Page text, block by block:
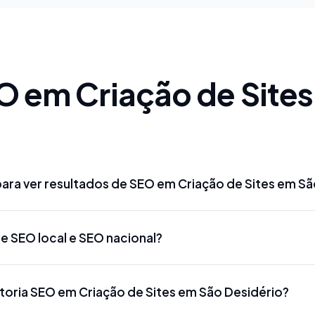
em Criação de
ver resultados de SEO em Criação de Sites em
Para termos mais disputados como
SEO local e SEO nacional?
em São Desidério' ou 'marketing digital Criação de
SEO em Criação de Sites em São Desidério?